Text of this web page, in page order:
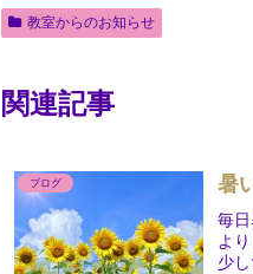
教室からのお知らせ
関連記事
ブログ 暑
毎
よ
少